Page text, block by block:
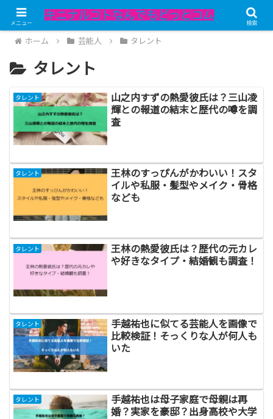
ホーム 芸能人 タレント
タレント
タレント
山之内すずの熱愛彼氏は？三山凌
輝との報道の結末と歴代の噂を調
査
タレント
王林のすっぴんがかわいい！スタ
イルや私服・髪型やメイク・骨格
なども
タレント
王林の熱愛彼氏は？歴代の元カレ
や好きなタイプ・結婚観も調査！
タレント
手越祐也に似てる芸能人を画像で
比較検証！そっくりな人が何人も
いた
タレント
手越祐也は母子家庭で母親は再
婚？実家を豪邸？出身高校や大学
メニュー 検索